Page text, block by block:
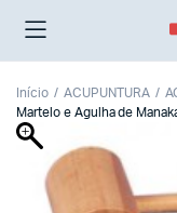
Início ACUPUNTURA
Martelo e Agulha de